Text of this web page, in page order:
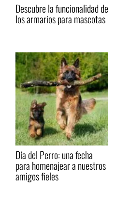
Descubre la funcionalidad de
los armarios para mascotas
Día del Perro: una fecha
para homenajear a nuestros
amigos fieles